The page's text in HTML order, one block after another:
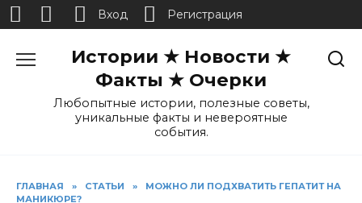
Истории ★ Новости ★
Факты ★ Очерки
Любопытные истории, полезные советы,
уникальные факты и невероятные
события.
ГЛАВНАЯ » СТАТЬИ »
МОЖНО ЛИ ПОДХВАТИТЬ ГЕПАТИТ НА
МАНИКЮРЕ?
Вход Регистрация